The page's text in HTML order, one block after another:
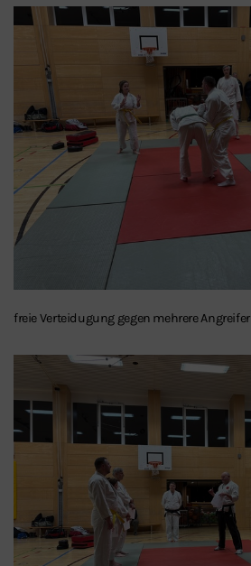
freie Verteidugung gegen mehrere Angreifer